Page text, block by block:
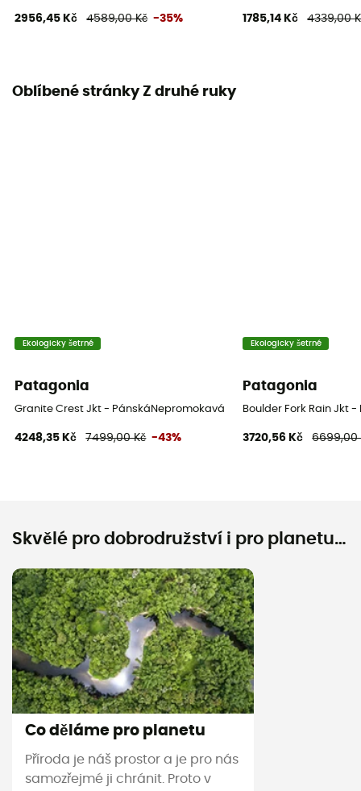
2956,45 Kč 4589,00 Kč -35% 1785,14 Kč 4339,00
Oblíbené stránky Z druhé ruky
Ekologicky šetrné
Patagonia
Granite Crest Jkt - PánskáNepromokavá bunda
4248,35 Kč 7499,00 Kč -43%
Ekologicky šetrné
Patagonia
Boulder Fork Rain Jkt
3720,56 Kč 6699,00
Skvělé pro dobrodružství i pro planetu…
Co děláme pro planetu
Příroda je náš prostor a je pro nás
samozřejmé ji chránit. Proto v